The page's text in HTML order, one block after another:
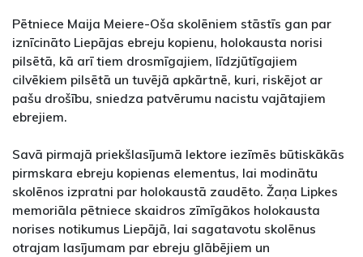
Pētniece Maija Meiere-Oša skolēniem stāstīs gan par
iznīcināto Liepājas ebreju kopienu, holokausta norisi
pilsētā, kā arī tiem drosmīgajiem, līdzjūtīgajiem
cilvēkiem pilsētā un tuvējā apkārtnē, kuri, riskējot ar
pašu drošību, sniedza patvērumu nacistu vajātajiem
ebrejiem.
Savā pirmajā priekšlasījumā lektore iezīmēs būtiskākās
pirmskara ebreju kopienas elementus, lai modinātu
skolēnos izpratni par holokaustā zaudēto. Žaņa Lipkes
memoriāla pētniece skaidros zīmīgākos holokausta
norises notikumus Liepājā, lai sagatavotu skolēnus
otrajam lasījumam par ebreju glābējiem un